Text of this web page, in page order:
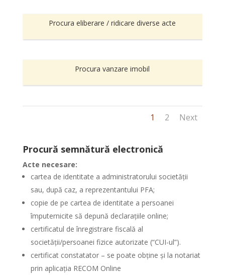
Procura eliberare / ridicare diverse acte
Procura vanzare imobil
1 2 Next
Procură semnătură electronică
Acte necesare:
cartea de identitate a administratorului societății
sau, după caz, a reprezentantului PFA;
copie de pe cartea de identitate a persoanei
împuternicite să depună declarațiile online;
certificatul de înregistrare fiscală al
societății/persoanei fizice autorizate (“CUI-ul”).
certificat constatator – se poate obține și la notariat
prin aplicația RECOM Online